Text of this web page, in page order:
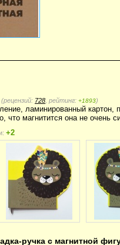
(рецензий: 728 , рейтинг: +1893)
ламинированный картон,
что магнитится она не очень
+2
ручка с магнитной